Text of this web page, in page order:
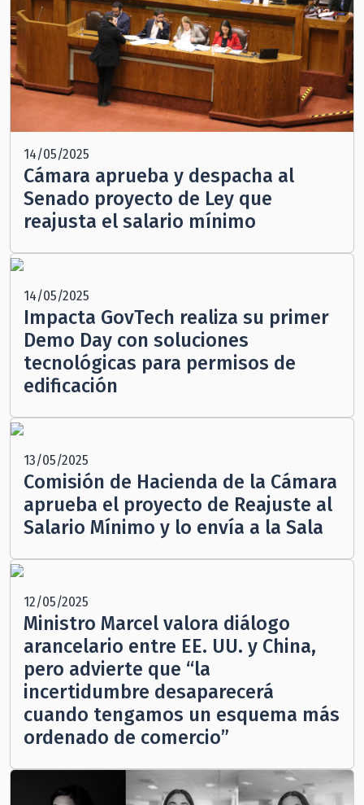
14/05/2025
Cámara aprueba y despacha al
Senado proyecto de Ley que
reajusta el salario mínimo
14/05/2025
Impacta GovTech realiza su primer
Demo Day con soluciones
tecnológicas para permisos de
edificación
13/05/2025
Comisión de Hacienda de la Cámara
aprueba el proyecto de Reajuste al
Salario Mínimo y lo envía a la Sala
12/05/2025
Ministro Marcel valora diálogo
arancelario entre EE. UU. y China,
pero advierte que “la
incertidumbre desaparecerá
cuando tengamos un esquema más
ordenado de comercio”